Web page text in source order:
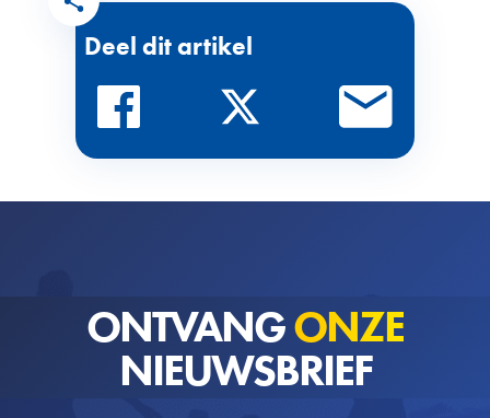
Deel dit artikel
ONTVANGONZE
NIEUWSBRIEF